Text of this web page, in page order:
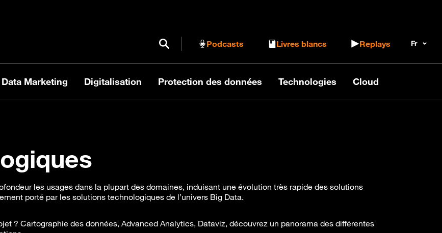
Ouvrir / Fermer le formulaire de recherche
Podcasts Livres blancs Replays
Data Marketing Digitalisation Protection des données Technologies Cloud
les usages dans la plupart des domaines, induisant une évolution très rapide des solutions
porté par les solutions technologiques de l’univers Big Data.
? Cartographie des données, Advanced Analytics, Dataviz, découvrez un panorama des différentes